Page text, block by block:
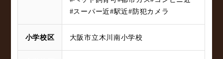
#スーパー近#駅近#防犯カメラ
小学校区 大阪市立木川南小学校